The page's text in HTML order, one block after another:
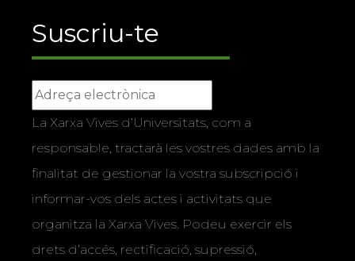
Suscriu-te
La Xarxa Vives d’Universitats, com a
responsable, tractarà les vostres dades amb la
finalitat de gestionar la vostra subscripció i
informar-vos dels actes i activitats que
organitza la Xarxa Vives. Podeu exercir els
drets d’accés, rectificació, supressió,